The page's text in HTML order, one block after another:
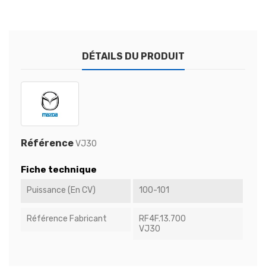
DÉTAILS DU PRODUIT
RéférenceVJ30
Fiche technique
Puissance (en CV) 100-101
Référence Fabricant
RF4F.13.700
VJ30